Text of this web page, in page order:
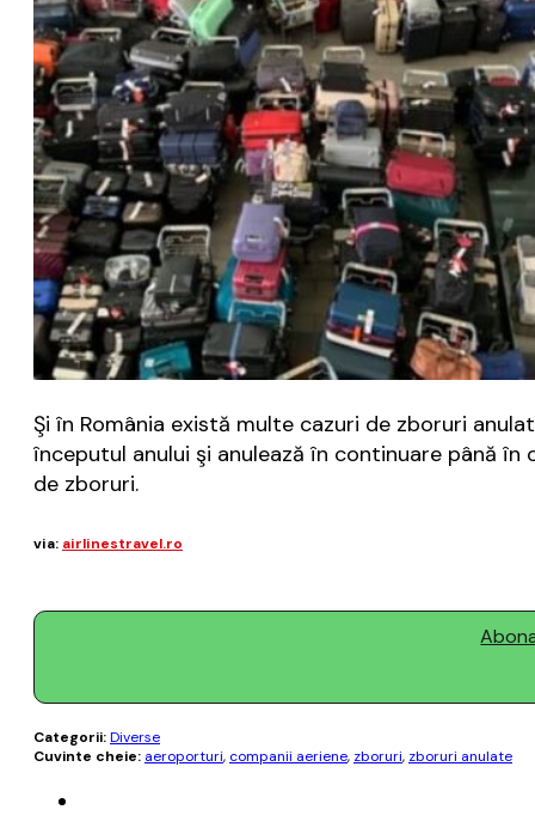
Şi în România există multe cazuri de zboruri
începutul anului şi anulează în continuare până în
de zboruri.
via: airlinestravel.ro
Categorii:Diverse
Cuvinte cheie: aeroporturi, companii aeriene, zboruri, zboruri anulate